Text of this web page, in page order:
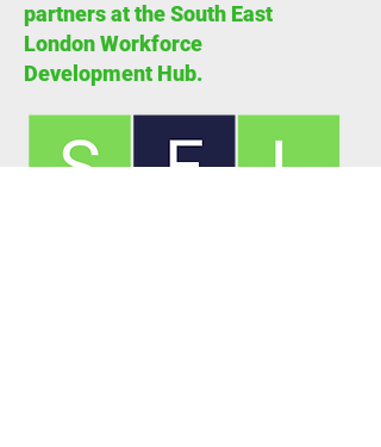
partners at the South East
London Workforce
Development Hub.